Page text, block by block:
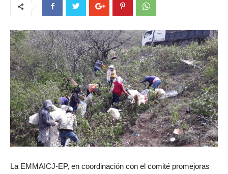
La EMMAICJ-EP, en coordinación con el comité promejoras